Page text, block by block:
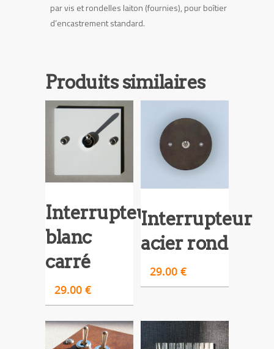
par vis et rondelles laiton (fournies), pour boîtier
d’encastrement standard.
Produits similaires
Interrupteur
blanc
carré
29.00 €
Interrupteur
acier rond
29.00 €